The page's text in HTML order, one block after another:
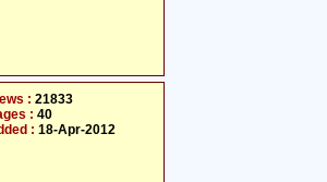
: 21833
: 40
: 18-Apr-2012